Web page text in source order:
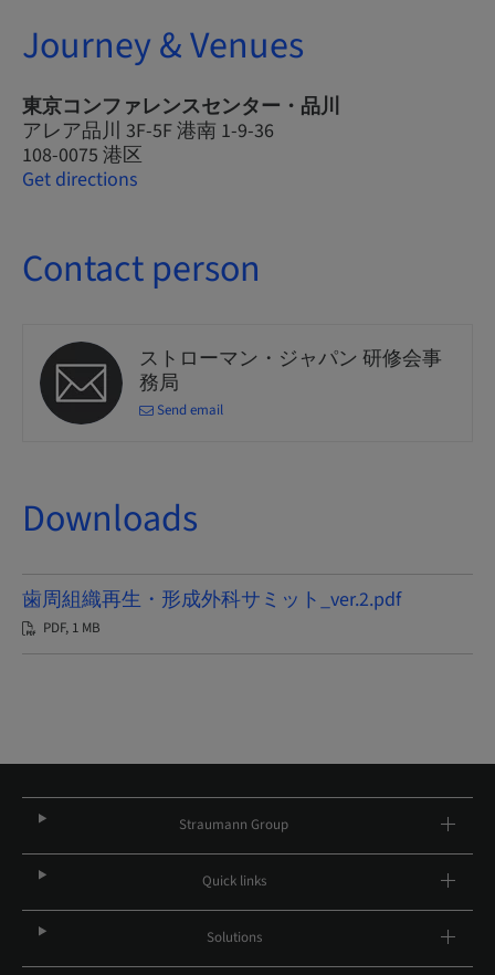
Journey & Venues
東京コンファレンスセンター・品川
アレア品川 3F-5F 港南 1-9-36
108-0075 港区
Get directions
Contact person
ストローマン・ジャパン 研修会事
務局
Send email
Downloads
歯周組織再生・形成外科サミット_ver.2.pdf
PDF, 1 MB
Straumann Group
Quick links
Solutions